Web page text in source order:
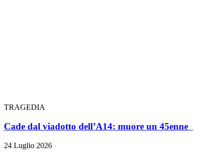
TRAGEDIA
Cade dal viadotto dell’A14: muore un 45enne
24 Luglio 2026